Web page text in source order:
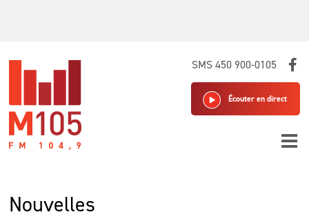
SMS 450 900-0105
Écouter en direct
Nouvelles